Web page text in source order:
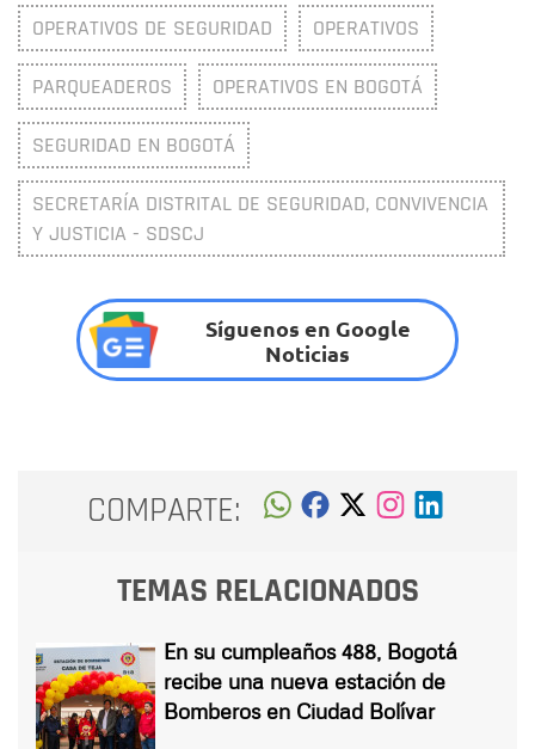
OPERATIVOS DE SEGURIDAD OPERATIVOS
PARQUEADEROS OPERATIVOS EN BOGOTÁ
SEGURIDAD EN BOGOTÁ
SECRETARÍA DISTRITAL DE SEGURIDAD, CONVIVENCIA
Y JUSTICIA - SDSCJ
Síguenos en Google
Noticias
COMPARTE:
TEMAS RELACIONADOS
En su cumpleaños 488, Bogotá
recibe una nueva estación de
Bomberos en Ciudad Bolívar